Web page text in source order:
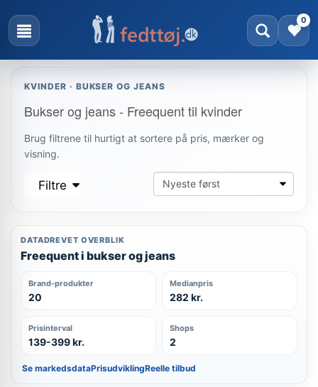
0
KVINDER · BUKSER OG JEANS
Bukser og jeans - Freequent til kvinder
Brug filtrene til hurtigt at sortere på pris, mærker og
visning.
Filtre
DATADREVET OVERBLIK
Freequent i bukser og jeans
Brand-produkter
20
Medianpris
282 kr.
Prisinterval
139-399 kr.
Shops
2
Se markedsdataPrisudviklingReelle tilbud